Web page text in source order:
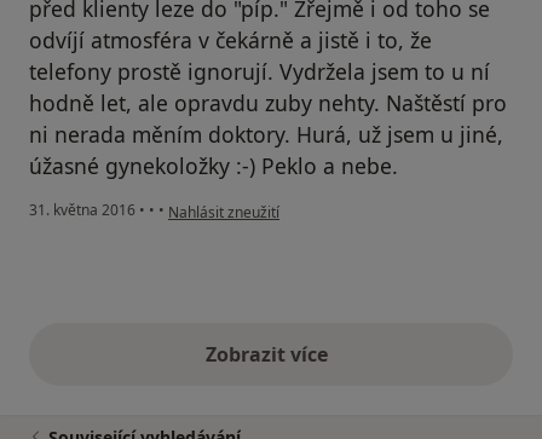
před klienty leze do "píp." Zřejmě i od toho se
odvíjí atmosféra v čekárně a jistě i to, že
telefony prostě ignorují. Vydržela jsem to u ní
hodně let, ale opravdu zuby nehty. Naštěstí pro
ni nerada měním doktory. Hurá, už jsem u jiné,
úžasné gynekoložky :-) Peklo a nebe.
31. května 2016 • • • podle názoru uživatele Martasek
Nahlásit zneužití
Zobrazit vícevýše uvedené názory